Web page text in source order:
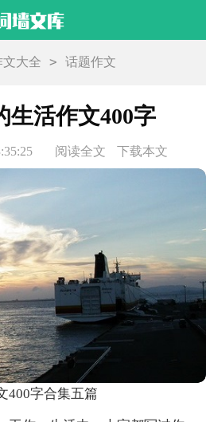
文大全 > 话题作文
生活作文400字
阅读全文 下载本文
400字合集五篇